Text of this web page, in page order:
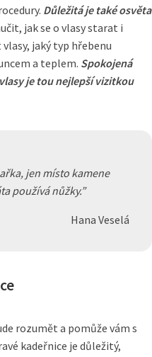
Důležitá je také osvěta
jak se o vlasy starat i
jaký typ hřebenu
a teplem. Spokojená
je tou nejlepší vizitkou
jen místo kamene
používá nůžky.
Hana Veselá
rozumět a pomůže vám s
kadeřnice je důležitý,